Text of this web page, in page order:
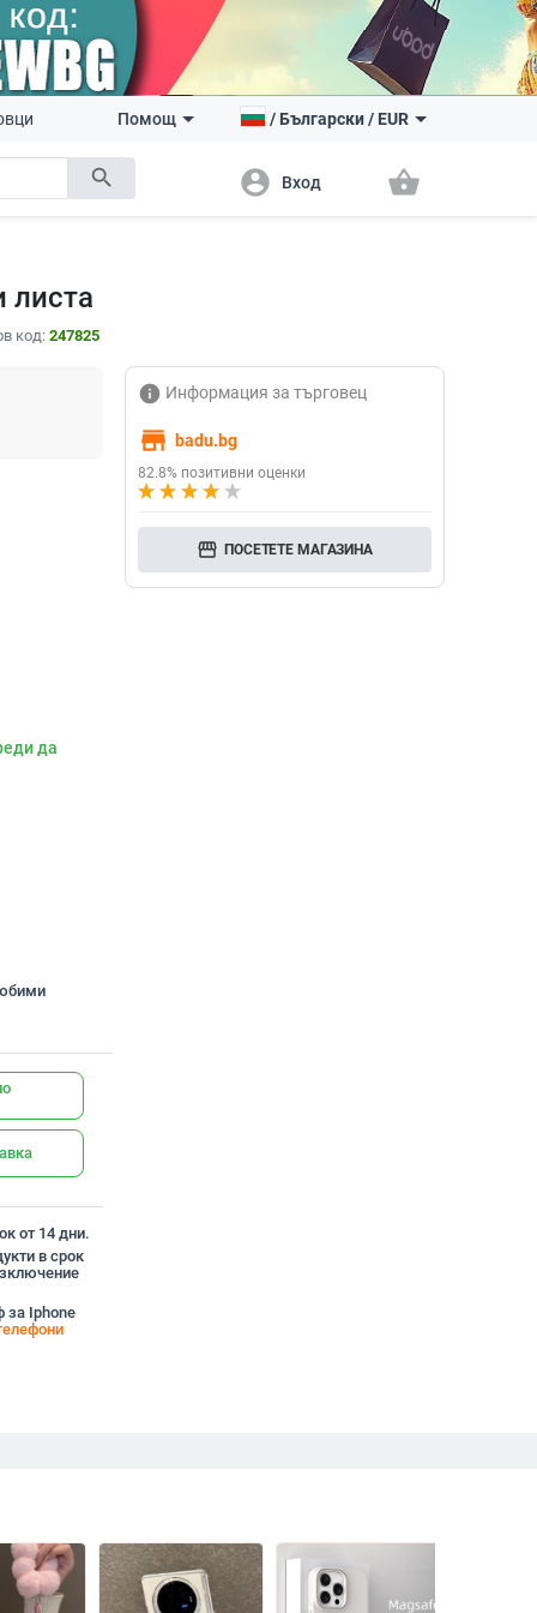
search
Помощ /Български/ EUR
account_circle Вход shopping_basket
листа
код: 247825
да
от 14 дни.
в срок
за Iphone
info Информация за търговец
store badu.bg
82.8% позитивни оценки
storefront ПОСЕТЕТЕ МАГАЗИНА